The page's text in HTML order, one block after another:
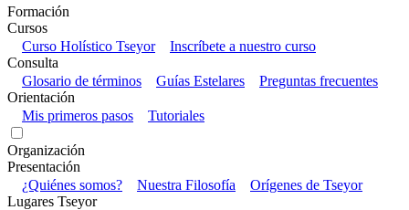
Formación
Cursos
Curso Holístico Tseyor
Inscríbete a nuestro curso
Consulta
Glosario de términos
Guías Estelares
Preguntas frecuentes
Orientación
Mis primeros pasos
Tutoriales
Organización
Presentación
¿Quiénes somos?
Nuestra Filosofía
Orígenes de Tseyor
Lugares Tseyor